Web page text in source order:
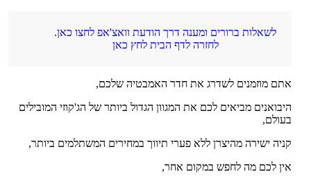
לשאלות ברורים ומענה דרך הודעת וואצ'אפ לחצו כאן.
לחזרה לדף הבית לחץ כאן
אתם מוזמנים לשדרג את חדר האמבטיה שלכם,
היבואנים מביאים לכם את המגוון הגדול ביותר של הג'קוזי המובילים
בעולם,
קניה ישירה מהיצרן ללא פערי תיווך במחירים המשתלמים ביותר,
אין לכם מה לחפש במקום אחר,